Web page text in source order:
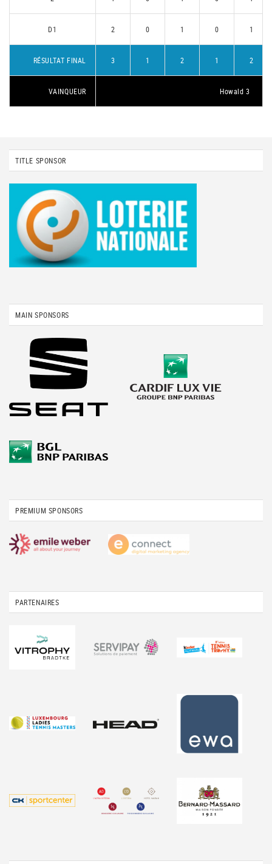
D1 2 0 1 0 1
RÉSULTAT FINAL 3 1 2 1 2
VAINQUEUR Howald 3
TITLE SPONSOR
MAIN SPONSORS
PREMIUM SPONSORS
PARTENAIRES